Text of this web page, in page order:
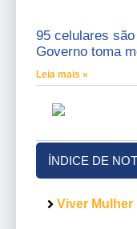
95 celulares
Governo toma
Leia mais »
ÍNDICE DE
Viver Mulher